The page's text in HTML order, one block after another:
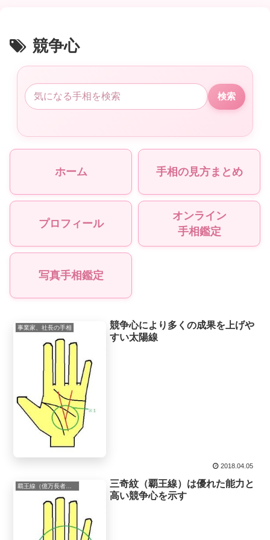
競争心
検索
ホーム 手相の見方まとめ
プロフィール
オンライン
手相鑑定
写真手相鑑定
事業家、社長の手相
競争心により多くの成果を上げや
すい太陽線
2018.04.05
覇王線（億万長者の相、三奇紋、三喜線）
三奇紋（覇王線）は優れた能力と
高い競争心を示す